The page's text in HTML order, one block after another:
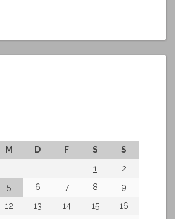
M D F S
S
1
2
5 6 7 8
9
12 13 14 15 16